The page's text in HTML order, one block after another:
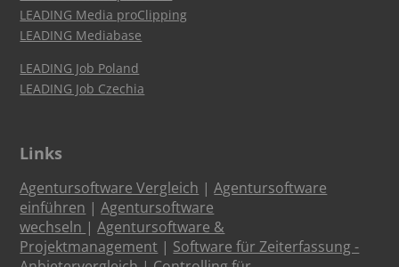
LEADING Media proClipping
LEADING Mediabase
LEADING Job Poland
LEADING Job Czechia
Links
Agentursoftware Vergleich |Agentursoftware
einführen |Agentursoftware
wechseln |Agentursoftware &
Projektmanagement | Software für Zeiterfassung -